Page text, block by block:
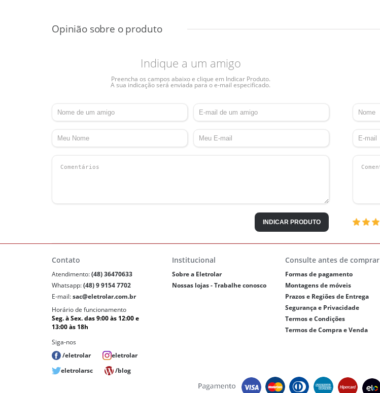
Indique a um amigo
Preencha os campos abaixo e clique em Indicar Produto.
A sua indicação será enviada para o e-mail especificado.
INDICAR PRODUTO
Contato
Atendimento:(48) 36470633
Whatsapp:(48) 9 9154 7702
E-mail:sac@eletrolar.com.br
Horário de funcionamento
Seg. à Sex. das 9:00 às 12:00 e
13:00 às 18h
Siga-nos
/eletrolar
eletrolar
eletrolarsc
/blog
Institucional
Sobre a Eletrolar
Nossas lojas - Trabalhe conosco
Consulte antes de comprar
Formas de pagamento
Montagens de móveis
Prazos e Regiões de Entrega
Segurança e Privacidade
Termos e Condições
Termos de Compra e Venda